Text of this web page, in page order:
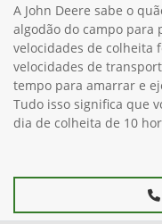
A John Deere sabe o
algodão do campo para
velocidades de colheita
velocidades de
tempo para amarrar e
Tudo isso significa que
dia de colheita de 10